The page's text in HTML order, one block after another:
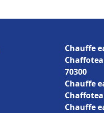
Chauffe
70300
Chauffe
Chauffe